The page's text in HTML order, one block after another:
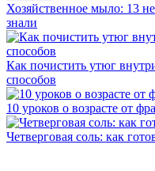
Хозяйственное мыло: 13
знали
Как почистить утюг
способов
10 уроков о возрасте от
Четверговая соль: как